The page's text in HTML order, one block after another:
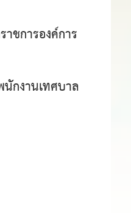
ชการองค์การ
กงานเทศบาล